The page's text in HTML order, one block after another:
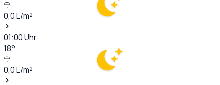
0,0L/m²
01:00Uhr
18°
0,0L/m²